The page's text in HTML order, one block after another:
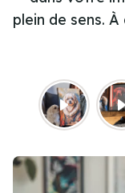
plein de sens.